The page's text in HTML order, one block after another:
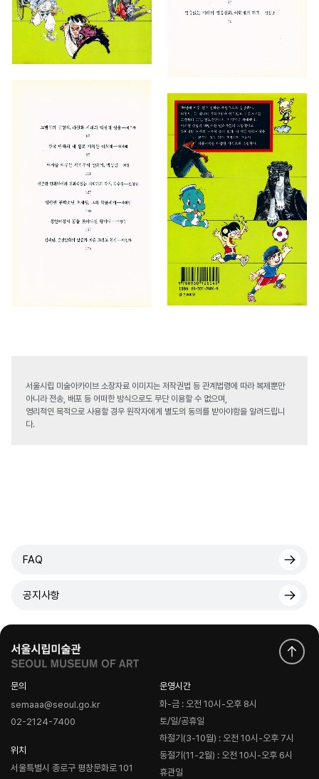
서울시립 미술아카이브 소장자료 이미지는 저작권법 등 관계법령에 따라 복제뿐만
아니라 전송, 배포 등 어떠한 방식으로도 무단 이용할 수 없으며,
영리적인 목적으로 사용할 경우 원작자에게 별도의 동의를 받아야함을 알려드립니
다.
FAQ
공지사항
문의
semaaa@seoul.go.kr
02-2124-7400
위치
서울특별시 종로구 평창문화로 101
운영시간
화-금 : 오전 10시-오후 8시
토/일/공휴일
하절기(3-10월) : 오전 10시-오후 7시
동절기(11-2월) : 오전 10시-오후 6시
휴관일